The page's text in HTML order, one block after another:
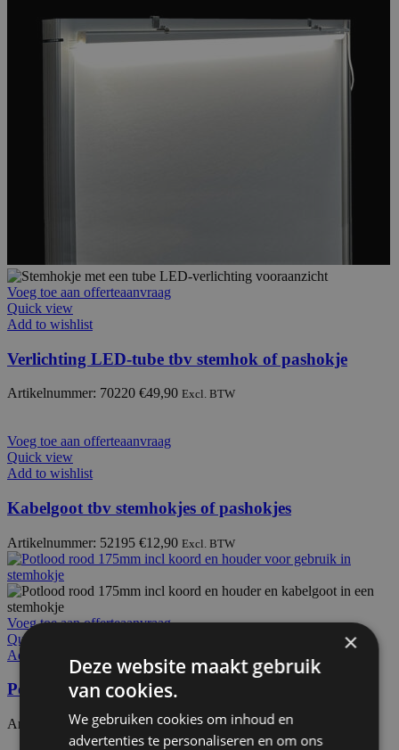
Voeg toe aan offerteaanvraag
Quick view
Add to wishlist
Verlichting LED-tube tbv stemhok of pashokje
Artikelnummer: 70220 €49,90 Excl. BTW
Voeg toe aan offerteaanvraag
Quick view
Add to wishlist
Kabelgoot tbv stemhokjes of pashokjes
Artikelnummer: 52195 €12,90 Excl. BTW
Voeg toe aan offerteaanvraag
Quick view
Add to wishlist
Potlood rood 17,5cm incl koord en houder
Artikelnummer: 52190€14,90 Excl. BTW
×
Deze website maakt gebruik
van cookies.
We gebruiken cookies om inhoud en
advertenties te personaliseren en om ons